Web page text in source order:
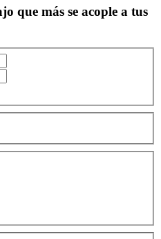
que más se acople a tus